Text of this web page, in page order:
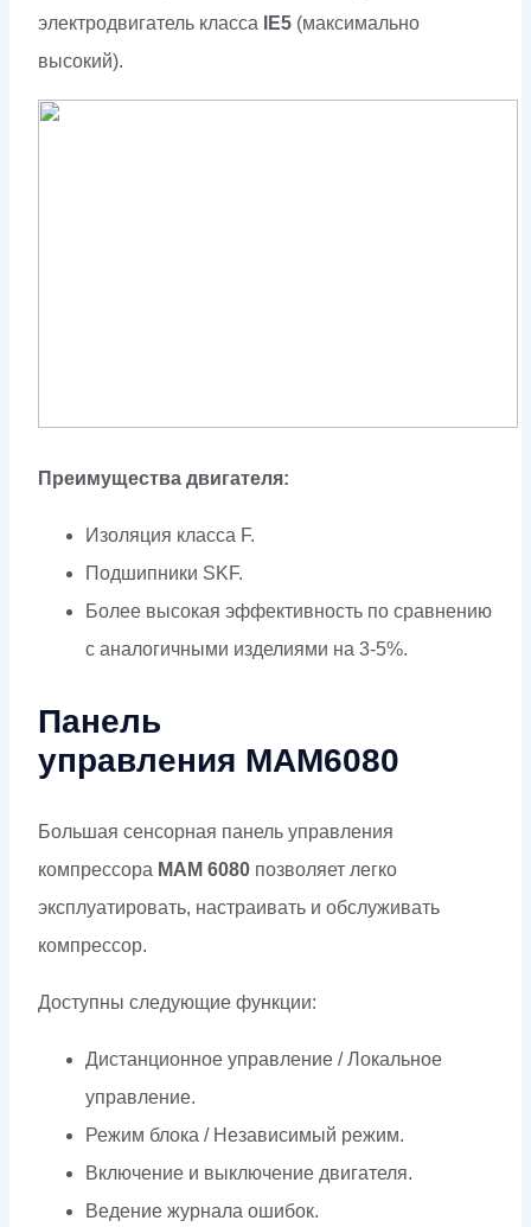
электродвигатель класса
IE5 (максимально
высокий).
Преимущества двигателя:
Изоляция класса F.
Подшипники SKF.
Более высокая эффективность по сравнению
с аналогичными изделиями на 3-5%.
Панель
управления МАМ6080
Большая сенсорная панель управления
компрессора MAM 6080 позволяет легко
эксплуатировать, настраивать и обслуживать
компрессор.
Доступны следующие функции:
Дистанционное управление / Локальное
управление.
Режим блока / Независимый режим.
Включение и выключение двигателя.
Ведение журнала ошибок.